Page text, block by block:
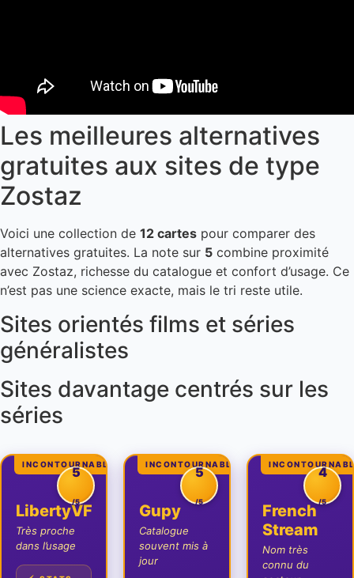
Les meilleures alternatives
gratuites aux sites de type
Zostaz
Voici une collection de 12 cartes pour comparer des
alternatives gratuites. La note sur 5 combine proximité
avec Zostaz, richesse du catalogue et confort d’usage. Ce
n’est pas une science exacte, mais le tri reste utile.
Sites orientés films et séries
généralistes
Sites davantage centrés sur les
séries
INCONTOURNABLE
5
/5
LibertyVF
Très proche
dans l’usage
INCONTOURNABLE
5
/5
Gupy
Catalogue
souvent mis à
jour
4
/5
French
Stream
Nom très
connu du